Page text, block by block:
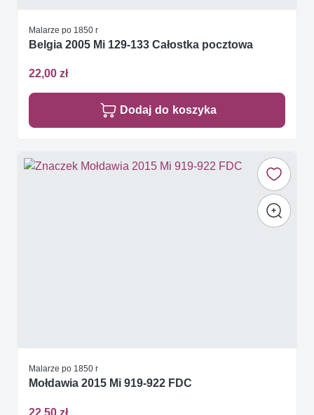
Malarze po 1850 r
Belgia 2005 Mi 129-133 Całostka pocztowa
22,00 zł
Dodaj do koszyka
Malarze po 1850 r
Mołdawia 2015 Mi 919-922 FDC
22,50 zł